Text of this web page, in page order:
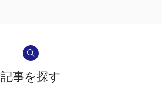
記事を探す